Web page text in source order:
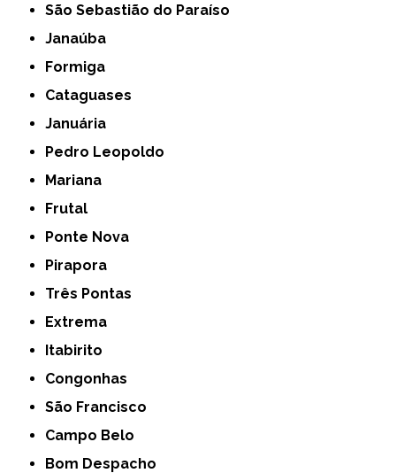
São Sebastião do Paraíso
Janaúba
Formiga
Cataguases
Januária
Pedro Leopoldo
Mariana
Frutal
Ponte Nova
Pirapora
Três Pontas
Extrema
Itabirito
Congonhas
São Francisco
Campo Belo
Bom Despacho